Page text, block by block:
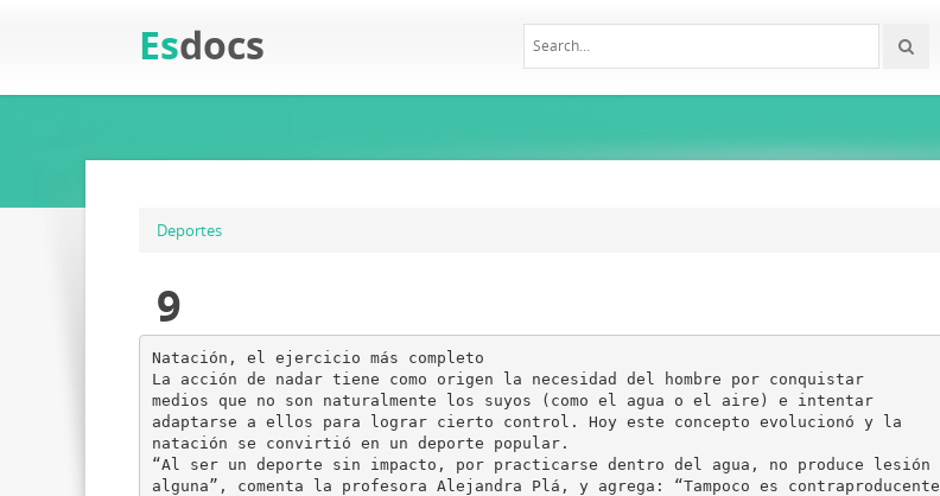
Esdocs
Deportes
9
Natación, el ejercicio más completo
La acción de nadar tiene como origen la necesidad del hombre por conquistar
medios que no son naturalmente los suyos (como el agua o el aire) e intentar
adaptarse a ellos para lograr cierto control. Hoy este concepto evolucionó y la
natación se convirtió en un deporte popular.
“Al ser un deporte sin impacto, por practicarse dentro del agua, no produce lesión
alguna”, comenta la profesora Alejandra Plá, y agrega: “Tampoco es contraproducente